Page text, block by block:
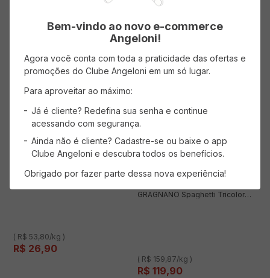
Massa Italiana LA FUSILLERIA
GRAGNANO Trecce Tricolore
( R$ 53,80/kg )
R$ 26,90
GRAGNANO Spaghetti Tricolor
( R$ 159,87/kg )
R$ 119,90
Bem-vindo ao novo e-commerce
Angeloni!
Agora você conta com toda a praticidade das ofertas e
promoções do Clube Angeloni em um só lugar.
Para aproveitar ao máximo:
Já é cliente? Redefina sua senha e continue
acessando com segurança.
Ainda não é cliente? Cadastre-se ou baixe o app
Clube Angeloni e descubra todos os benefícios.
Obrigado por fazer parte dessa nova experiência!